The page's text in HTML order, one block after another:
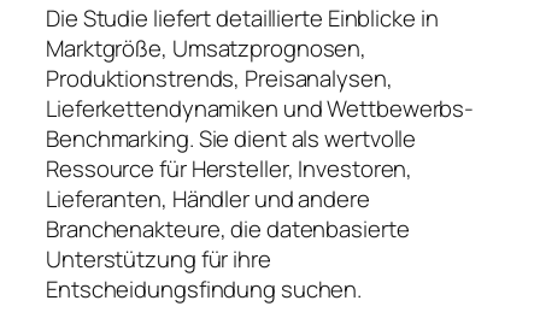
Die Studie liefert detaillierte Einblicke in
Marktgröße, Umsatzprognosen,
Produktionstrends, Preisanalysen,
Lieferkettendynamiken und Wettbewerbs-
Benchmarking. Sie dient als wertvolle
Ressource für Hersteller, Investoren,
Lieferanten, Händler und andere
Branchenakteure, die datenbasierte
Unterstützung für ihre
Entscheidungsfindung suchen.